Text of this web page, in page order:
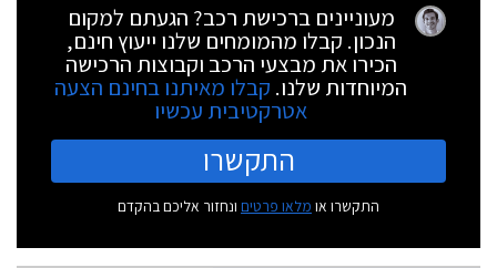
מעוניינים ברכישת רכב? הגעתם למקום
הנכון. קבלו מהמומחים שלנו ייעוץ חינם,
הכירו את מבצעי הרכב וקבוצות הרכישה
המיוחדות שלנו. קבלו מאיתנו בחינם הצעה
אטרקטיבית עכשיו
התקשרו
התקשרו או מלאו פרטים ונחזור אליכם בהקדם